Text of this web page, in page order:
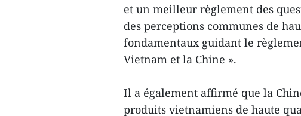
et un meilleur règlement des
des perceptions communes de
fondamentaux guidant le
Vietnam et la Chine ».
Il a également affirmé que la
produits vietnamiens de haute